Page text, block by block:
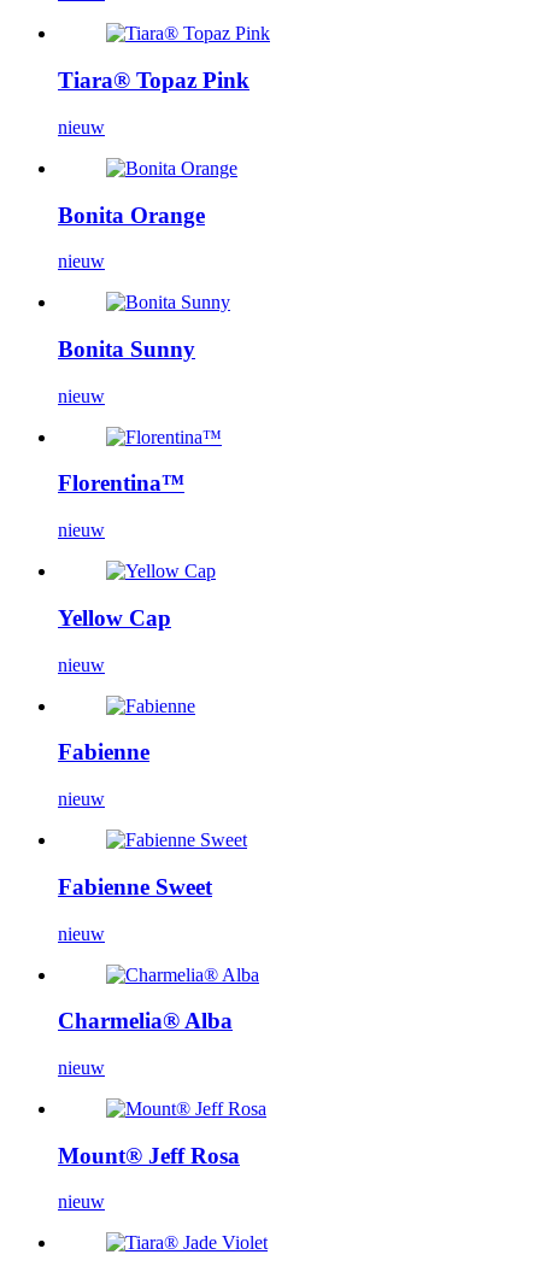
Tiara® Topaz Pink
nieuw
Bonita Orange
nieuw
Bonita Sunny
nieuw
Florentina™
nieuw
Yellow Cap
nieuw
Fabienne
nieuw
Fabienne Sweet
nieuw
Charmelia® Alba
nieuw
Mount® Jeff Rosa
nieuw